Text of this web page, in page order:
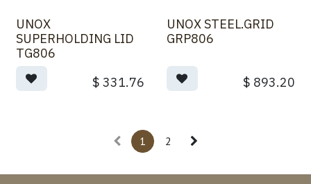
UNOX
SUPERHOLDING LID
TG806
$ 331.76
UNOX STEEL.GRID
GRP806
$ 893.20
1 2